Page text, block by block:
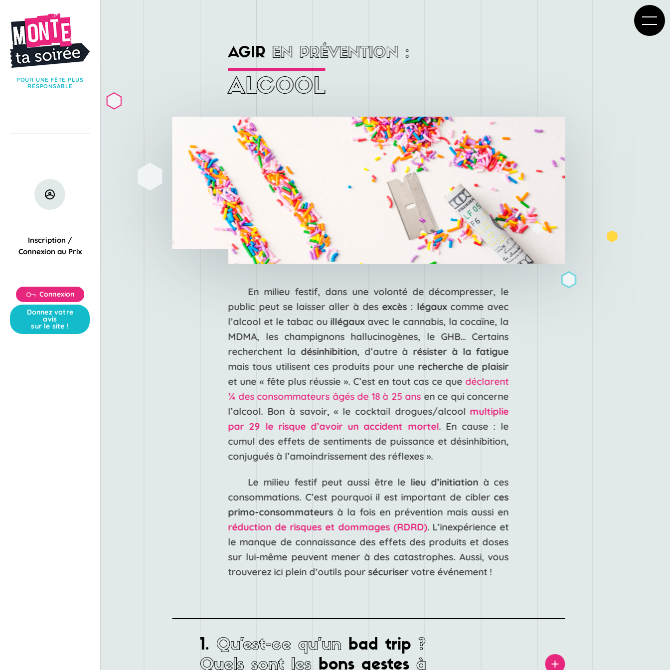
POUR UNE FÊTE PLUS
RESPONSABLE
Inscription /
Connexion au Prix
Connexion
Donnez votre
avis
sur le site !
AGIR EN PRÉVENTION :
ALCOOL
En milieu festif, dans une volonté de décompresser, le
public peut se laisser aller à des excès: légauxcomme avec
l’alcool et le tabac ou illégaux avec le cannabis, la cocaïne, la
MDMA, les champignons hallucinogènes, le GHB… Certains
recherchent la désinhibition, d’autre à résister à la fatigue
mais tous utilisent ces produits pour une recherche de plaisir
et une « fête plus réussie ». C’est en tout cas ce que déclarent
¼ des consommateurs âgés de 18 à 25 ansen ce qui concerne
l’alcool. Bon à savoir, « le cocktail drogues/alcool multiplie
par 29 le risque d’avoir un accident mortel. En cause : le
cumul des effets de sentiments de puissance et désinhibition,
conjugués à l’amoindrissement des réflexes ».
Le milieu festif peut aussi être le lieu d’initiation à ces
consommations. C’est pourquoi il est important de cibler ces
primo-consommateursà la fois en prévention mais aussi en
réduction de risques et dommages (RDRD). L’inexpérience et
le manque de connaissance des effets des produits et doses
sur lui-même peuvent mener à des catastrophes. Aussi, vous
trouverez ici plein d’outils poursécuriservotre événement !
1. Qu’est-ce qu’un bad trip ?
Quels sont les bons gestes à